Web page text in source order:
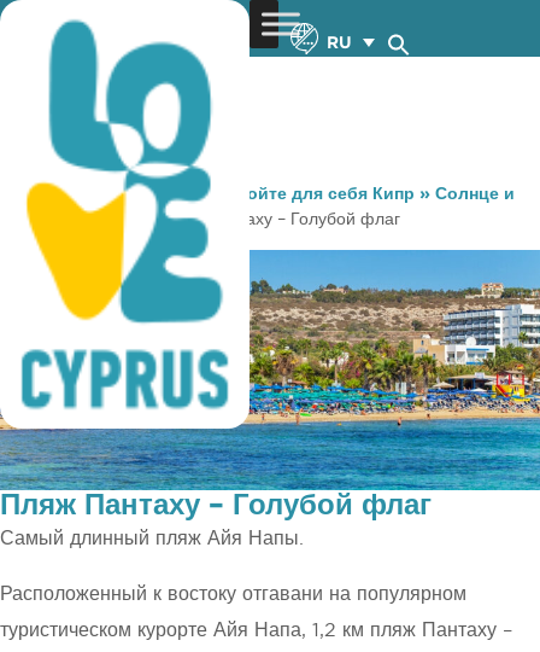
RU
You are here: Home »Откройте для себя Кипр » Солнце и
Море
Пляжи »Пляж Пантаху – Голубой флаг
Пляж Пантаху – Голубой флаг
Самый длинный пляж Айя Напы.
Расположенный к востоку отгавани на популярном
туристическом курорте Айя Напа, 1,2 км пляж Пантаху –